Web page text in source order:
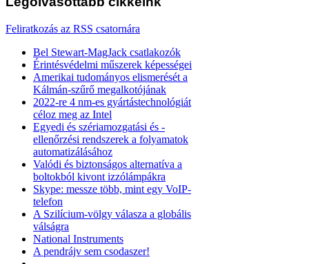
Feliratkozás az RSS csatornára
Bel Stewart-MagJack csatlakozók
Érintésvédelmi műszerek képességei
Amerikai tudományos elismerését a
Kálmán-szűrő megalkotójának
2022-re 4 nm-es gyártástechnológiát
céloz meg az Intel
Egyedi és szériamozgatási és -
ellenőrzési rendszerek a folyamatok
automatizálásához
Valódi és biztonságos alternatíva a
boltokból kivont izzólámpákra
Skype: messze több, mint egy VoIP-
telefon
A Szilícium-völgy válasza a globális
válságra
National Instruments
A pendrájv sem csodaszer!